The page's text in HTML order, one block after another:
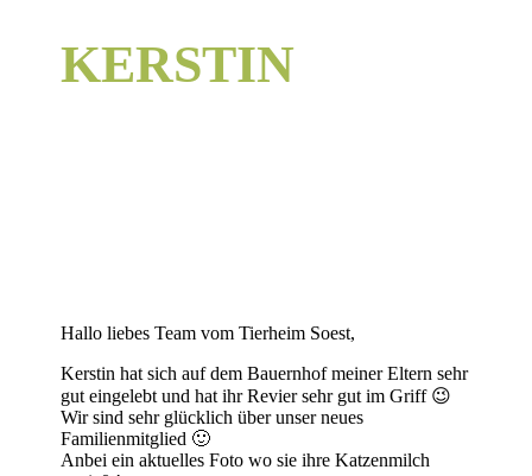
KERSTIN
Hallo liebes Team vom Tierheim Soest,
Kerstin hat sich auf dem Bauernhof meiner Eltern sehr
gut eingelebt und hat ihr Revier sehr gut im Griff 😉
Wir sind sehr glücklich über unser neues
Familienmitglied 🙂
Anbei ein aktuelles Foto wo sie ihre Katzenmilch